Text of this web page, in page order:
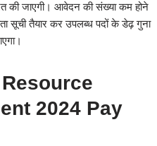
की जाएगी। आवेदन की संख्या कम होने
सूची तैयार कर उपलब्ध पदों के डेढ़ गुना
2024 Pay